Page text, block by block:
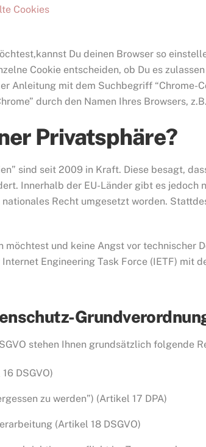
Cookies
Du deinen Browser so
Cookie entscheiden, ob Du es
Anleitung mit dem Suchbegriff “Chrome-
durch den Namen Ihres Browsers,
Privatsphäre?
sind seit 2009 in Kraft. Diese besagt,
Innerhalb der EU-Länder gibt es
Recht umgesetzt worden.
möchtest und keine Angst vor technischer
Engineering Task Force (IETF) mit
stehen Ihnen grundsätzlich folgende
DSGVO)
zu werden”) (Artikel 17 DPA)
(Artikel 18 DSGVO)